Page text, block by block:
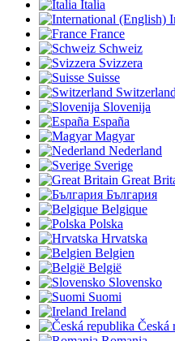
Italia
France
Schweiz
Svizzera
Suisse
Switzerland
Slovenija
España
Magyar
Nederland
Sverige
Great
България
Belgique
Polska
Hrvatska
Belgien
België
Slovensko
Suomi
Ireland
Česká